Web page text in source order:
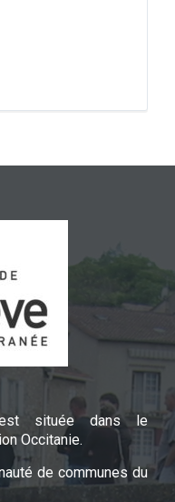
située dans le
Occitanie.
de communes du